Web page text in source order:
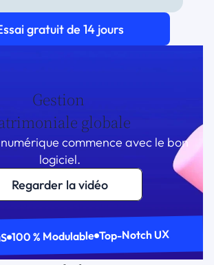
gratuit de 14 jours
Gestion
globale
commence avec le bon
logiciel.
Regarder la vidéo
100 % Modulable Top-Notch UX